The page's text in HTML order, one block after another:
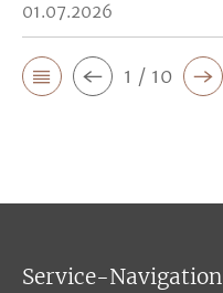
01.07.2026
1 / 10
Service-Navigation